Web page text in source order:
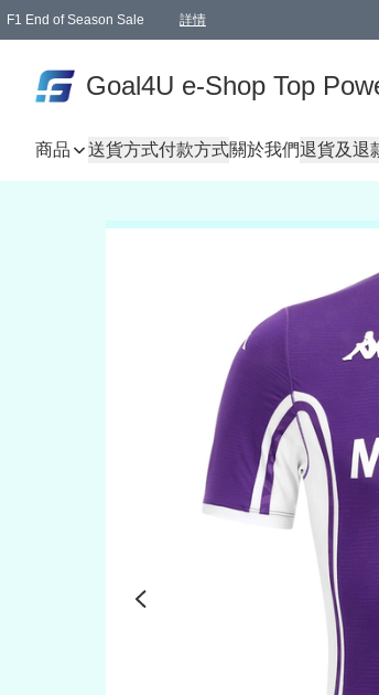
F1 End of Season Sale 詳情
Goal4U e-Shop Top
商品 送貨方式付款方式關於我們退貨及退